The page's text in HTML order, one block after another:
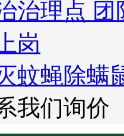
蚊蝇除螨
我们询价